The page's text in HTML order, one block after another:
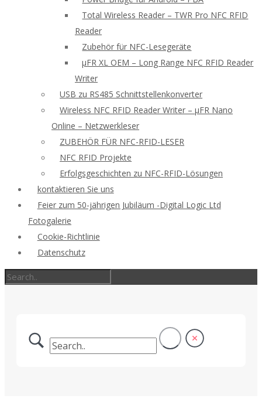
Total Wireless Reader – TWR Pro NFC RFID
Reader
Zubehör für NFC-Lesegeräte
μFR XL OEM – Long Range NFC RFID Reader
Writer
USB zu RS485 Schnittstellenkonverter
Wireless NFC RFID Reader Writer – μFR Nano
Online – Netzwerkleser
ZUBEHÖR FÜR NFC-RFID-LESER
NFC RFID Projekte
Erfolgsgeschichten zu NFC-RFID-Lösungen
kontaktieren Sie uns
Feier zum 50-jährigen Jubiläum -Digital Logic Ltd
Fotogalerie
Cookie-Richtlinie
Datenschutz